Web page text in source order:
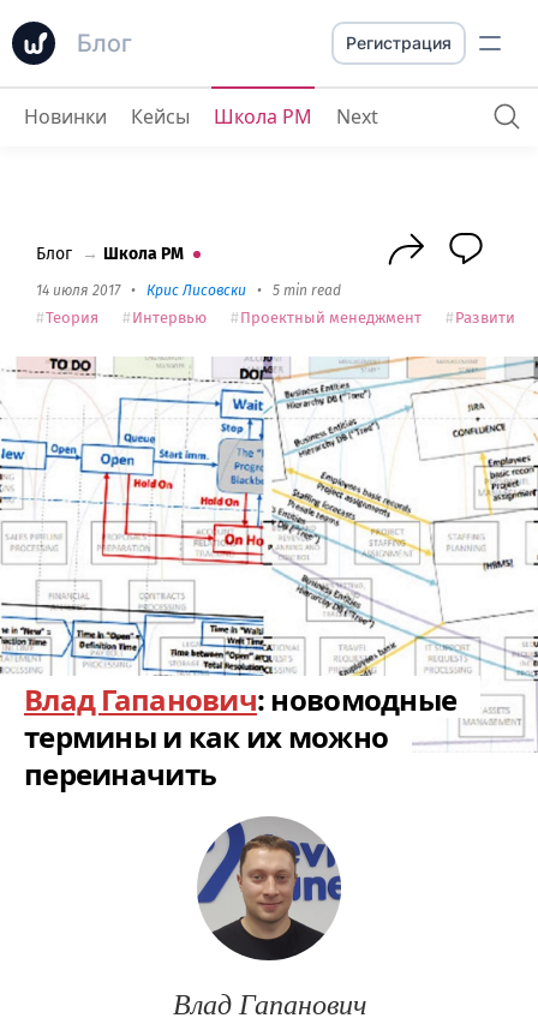
Блог
Влад Гапанович: новомодные термины и как их можно переиначить
Регистрация
Новинки Кейсы Школа PM Next
Блог → Школа PM
14 июля 2017 • Крис Лисовски • 5 min read
Теория Интервью Проектный менеджмент Развитие
Влад Гапанович: новомодные
термины и как их можно
переиначить
Влад Гапанович